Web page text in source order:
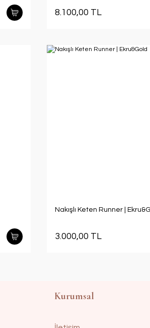
8.100,00 TL
Nakışlı Keten Runner |
3.000,00 TL
Kurumsal